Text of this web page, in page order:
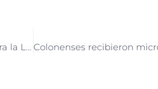
Campaña de concientización para la Lucha y Prevención contra el Abuso Infantil